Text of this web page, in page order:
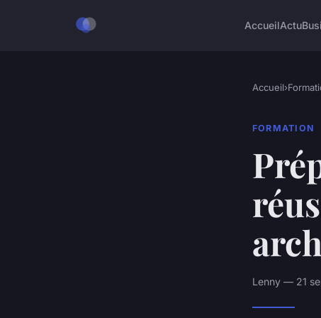
AccueilActu
Accueil›
FORMATION
Lenny — 21